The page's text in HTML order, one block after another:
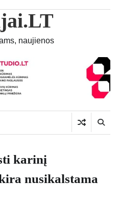
naujienos
karinį
nusikalstama